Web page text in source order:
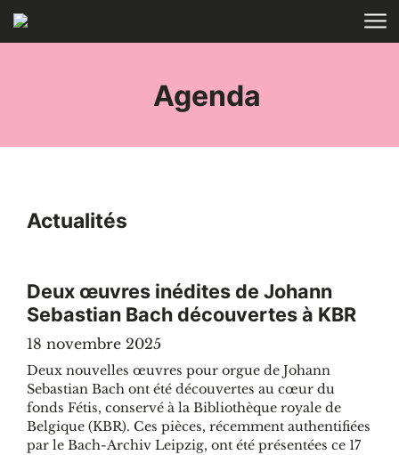
Aller au contenu
Agenda
Actualités
Deux œuvres inédites de Johann
Sebastian Bach découvertes à KBR
18 novembre 2025
Deux nouvelles œuvres pour orgue de Johann
Sebastian Bach ont été découvertes au cœur du
fonds Fétis, conservé à la Bibliothèque royale de
Belgique (KBR). Ces pièces, récemment authentifiées
par le Bach-Archiv Leipzig, ont été présentées ce 17